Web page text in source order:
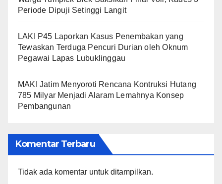
Periode Dipuji Setinggi Langit
LAKI P45 Laporkan Kasus Penembakan yang
Tewaskan Terduga Pencuri Durian oleh Oknum
Pegawai Lapas Lubuklinggau
MAKI Jatim Menyoroti Rencana Kontruksi Hutang
785 Milyar Menjadi Alaram Lemahnya Konsep
Pembangunan
Komentar Terbaru
Tidak ada komentar untuk ditampilkan.